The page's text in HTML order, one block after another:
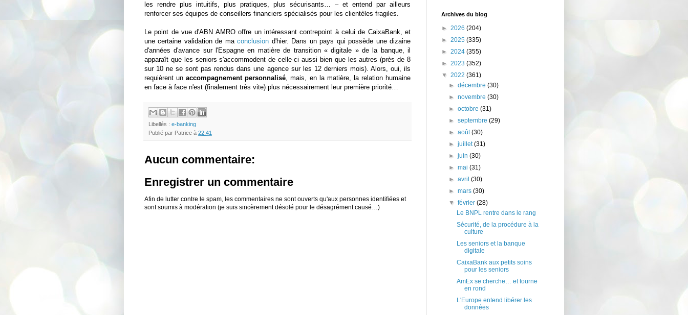
les rendre plus intuitifs, plus pratiques, plus sécurisants… – et entend par ailleurs
renforcer ses équipes de conseillers financiers spécialisés pour les clientèles fragiles.
Le point de vue d'ABN AMRO offre un intéressant contrepoint à celui de CaixaBank, et
une certaine validation de maconclusion d'hier. Dans un pays qui possède une dizaine
d'années d'avance sur l'Espagne en matière de transition « digitale » de la banque, il
apparaît que les seniors s'accommodent de celle-ci aussi bien que les autres (près de 8
sur 10 ne se sont pas rendus dans une agence sur les 12 derniers mois). Alors, oui, ils
requièrent unaccompagnement personnalisé, mais, en la matière, la relation humaine
en face à face n'est (finalement très vite) plus nécessairement leur première priorité…
Libellés : e-banking
Publié par Patrice à 22:41
Aucun commentaire:
Enregistrer un commentaire
Afin de lutter contre le spam, les commentaires ne sont ouverts qu'aux personnes identifiées et
sont soumis à modération (je suis sincèrement désolé pour le désagrément causé…)
Archives du blog
► 2026 (204)
► 2025 (335)
► 2024 (355)
► 2023 (352)
▼ 2022 (361)
►décembre(30)
►novembre(30)
►octobre(31)
►septembre(29)
►août(30)
►juillet(31)
►juin(30)
►mai(31)
►avril(30)
►mars(30)
▼février(28)
Le BNPL rentre dans le rang
Sécurité, de la procédure à la
culture
Les seniors et la banque
digitale
CaixaBank aux petits soins
pour les seniors
AmEx se cherche… et tourne
en rond
L'Europe entend libérer les
données